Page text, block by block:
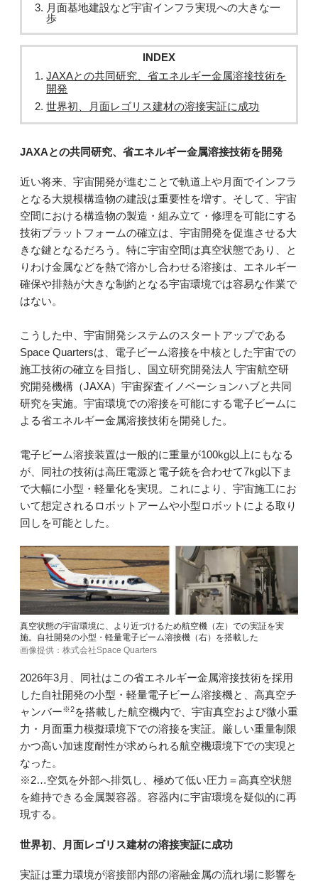
月面基地建設など宇宙インフラ実現への大きな一
歩
INDEX
JAXAとの共同研究、省エネルギー金属溶接技術を
開発
世界初、月面レゴリス建材の溶接実証に成功
JAXAとの共同研究、省エネルギー金属溶接技術を開発
近い将来、宇宙開発が進むことで軌道上や月面でインフラ
となる大規模構造物の建設は重要性を増す。そして、宇宙
空間における構造物の製造・組み立て・修理を可能にする
技術プラットフォームの確立は、宇宙開発を促進させる大
きな鍵となるだろう。特に宇宙空間は真空状態であり、と
りわけ金属などを熱で溶かし合わせる溶接は、エネルギー
確保や排熱が大きな制約となる宇宙環境では容易な作業で
はない。
こうした中、宇宙開発システムのスタートアップである
Space Quartersは、電子ビーム溶接を中核とした宇宙での
施工技術の確立を目指し、国立研究開発法人 宇宙航空研
究開発機構（JAXA）宇宙探査イノベーションハブと共同
研究を実施。宇宙環境での溶接を可能にする電子ビームに
よる省エネルギー金属溶接技術を開発した。
電子ビーム溶接装置は一般的に重量が100kg以上にもなる
が、同社の技術は高圧電源と電子銃を合わせて7kg以下ま
で大幅に小型・軽量化を実現。これにより、宇宙施工にお
いて想定されるロボットアームや小型ロボットによる取り
回しを可能とした。
真空状態の宇宙環境に、より近づけるため航空機（左）での実証を実
施。自社開発の小型・軽量電子ビーム溶接機（右）を搭載した
画像提供：株式会社Space Quarters
2026年3月、同社はこの省エネルギー金属溶接技術を採用
した自社開発の小型・軽量電子ビーム溶接機と、高真空チ
ャンバー※2を搭載した航空機内で、宇宙真空および微小重
力・月面重力模擬環境下での溶接を実証。厳しい重量制限
かつ高い加速度耐性が求められる航空機環境下での実現と
なった。
※2…空気を外部へ排気し、極めて低い圧力＝高真空状態
を維持できる金属製容器。容器内に宇宙環境を疑似的に再
現する。
世界初、月面レゴリス建材の溶接実証に成功
実証は重力環境が溶接部内部の溶融金属の流れ場に影響を